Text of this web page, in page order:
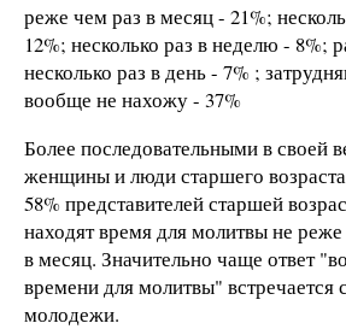
реже чем раз в месяц - 21%;
12%; несколько раз в неделю - 8%;
несколько раз в день - 7% ;
вообще не нахожу - 37%
Более последовательными в своей
женщины и люди старшего
58% представителей старшей
находят время для молитвы не реже
в месяц. Значительно чаще ответ
времени для молитвы"
молодежи.